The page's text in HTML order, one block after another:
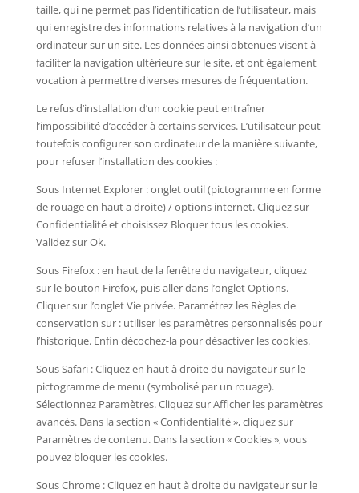
taille, qui ne permet pas l’identification de l’utilisateur, mais
qui enregistre des informations relatives à la navigation d’un
ordinateur sur un site. Les données ainsi obtenues visent à
faciliter la navigation ultérieure sur le site, et ont également
vocation à permettre diverses mesures de fréquentation.
Le refus d’installation d’un cookie peut entraîner
l’impossibilité d’accéder à certains services. L’utilisateur peut
toutefois configurer son ordinateur de la manière suivante,
pour refuser l’installation des cookies :
Sous Internet Explorer : onglet outil (pictogramme en forme
de rouage en haut a droite) / options internet. Cliquez sur
Confidentialité et choisissez Bloquer tous les cookies.
Validez sur Ok.
Sous Firefox : en haut de la fenêtre du navigateur, cliquez
sur le bouton Firefox, puis aller dans l’onglet Options.
Cliquer sur l’onglet Vie privée. Paramétrez les Règles de
conservation sur : utiliser les paramètres personnalisés pour
l’historique. Enfin décochez-la pour désactiver les cookies.
Sous Safari : Cliquez en haut à droite du navigateur sur le
pictogramme de menu (symbolisé par un rouage).
Sélectionnez Paramètres. Cliquez sur Afficher les paramètres
avancés. Dans la section « Confidentialité », cliquez sur
Paramètres de contenu. Dans la section « Cookies », vous
pouvez bloquer les cookies.
Sous Chrome : Cliquez en haut à droite du navigateur sur le